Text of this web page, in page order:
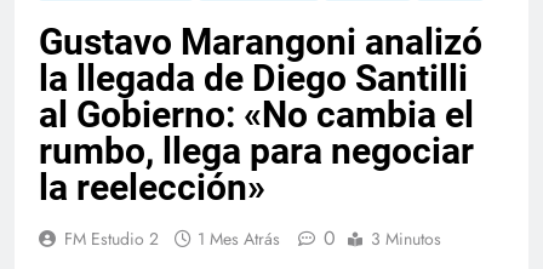
Gustavo Marangoni analizó
la llegada de Diego Santilli
al Gobierno: «No cambia el
rumbo, llega para negociar
la reelección»
FM Estudio 2 1 Mes Atrás 0 3 Minutos